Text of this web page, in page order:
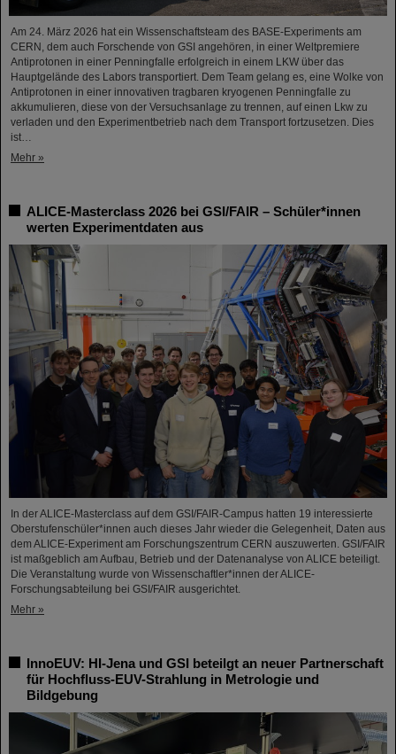
Am 24. März 2026 hat ein Wissenschaftsteam des BASE-Experiments am
CERN, dem auch Forschende von GSI angehören, in einer Weltpremiere
Antiprotonen in einer Penningfalle erfolgreich in einem LKW über das
Hauptgelände des Labors transportiert. Dem Team gelang es, eine Wolke von
Antiprotonen in einer innovativen tragbaren kryogenen Penningfalle zu
akkumulieren, diese von der Versuchsanlage zu trennen, auf einen Lkw zu
verladen und den Experimentbetrieb nach dem Transport fortzusetzen. Dies
ist…
Mehr »
ALICE-Masterclass 2026 bei GSI/FAIR – Schüler*innen
werten Experimentdaten aus
In der ALICE-Masterclass auf dem GSI/FAIR-Campus hatten 19 interessierte
Oberstufenschüler*innen auch dieses Jahr wieder die Gelegenheit, Daten aus
dem ALICE-Experiment am Forschungszentrum CERN auszuwerten. GSI/FAIR
ist maßgeblich am Aufbau, Betrieb und der Datenanalyse von ALICE beteiligt.
Die Veranstaltung wurde von Wissenschaftler*innen der ALICE-
Forschungsabteilung bei GSI/FAIR ausgerichtet.
Mehr »
InnoEUV: HI-Jena und GSI beteilgt an neuer Partnerschaft
für Hochfluss-EUV-Strahlung in Metrologie und
Bildgebung